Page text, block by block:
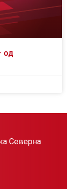
од
Северна